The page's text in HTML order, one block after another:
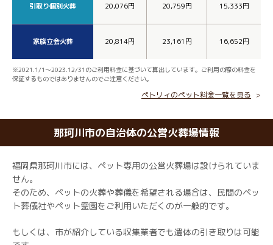
引取り個別火葬 20,076円 20,759円 15,333円
家族立会火葬 20,814円 23,161円 16,652円
※2021.1/1～2023.12/31のご利用料金に基づいて算出しています。ご利用の際の料金を
保証するものではありませんのでご注意ください。
ペトリィのペット料金一覧を見る
那珂川市の自治体の公営火葬場情報
福岡県那珂川市には、ペット専用の公営火葬場は設けられていま
せん。
そのため、ペットの火葬や葬儀を希望される場合は、民間のペッ
ト葬儀社やペット霊園をご利用いただくのが一般的です。
もしくは、市が紹介している収集業者でも遺体の引き取りは可能